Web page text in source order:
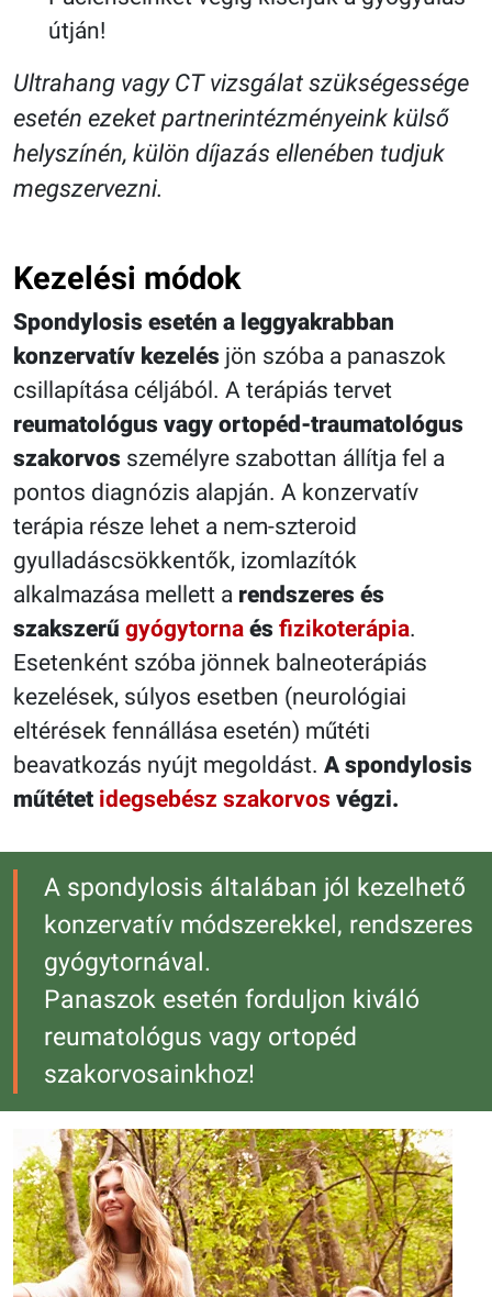
útján!
Ultrahang vagy CT vizsgálat szükségessége
esetén ezeket partnerintézményeink külső
helyszínén, külön díjazás ellenében tudjuk
megszervezni.
Kezelési módok
Spondylosis esetén a leggyakrabban
konzervatív kezelés jön szóba a panaszok
csillapítása céljából. A terápiás tervet
reumatológus vagy ortopéd-traumatológus
szakorvos személyre szabottan állítja fel a
pontos diagnózis alapján. A konzervatív
terápia része lehet a nem-szteroid
gyulladáscsökkentők, izomlazítók
alkalmazása mellett a rendszeres és
szakszerű gyógytorna és fizikoterápia.
Esetenként szóba jönnek balneoterápiás
kezelések, súlyos esetben (neurológiai
eltérések fennállása esetén) műtéti
beavatkozás nyújt megoldást. A spondylosis
műtétet idegsebész szakorvos végzi.
A spondylosis általában jól kezelhető
konzervatív módszerekkel, rendszeres
gyógytornával.
Panaszok esetén forduljon kiváló
reumatológus vagy ortopéd
szakorvosainkhoz!